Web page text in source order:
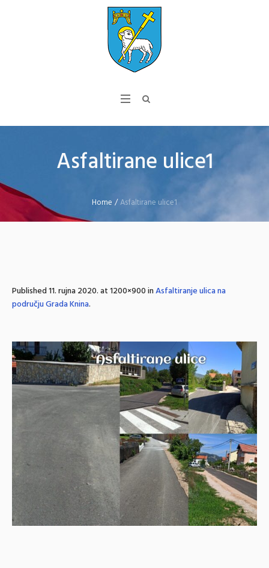
Asfaltirane ulice1
Home /Asfaltirane ulice1
Published11. rujna 2020.at 1200×900 inAsfaltiranje ulica na
području Grada Knina.